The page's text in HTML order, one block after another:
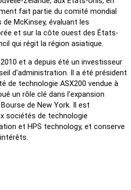
fait partie du comité mondial
McKinsey, évaluant les
et sur la côte ouest des États-
qui régit la région asiatique.
et a depuis été un investisseur
d'administration. Il a été président
de technologie ASX200 vendue à
un rôle clé dans l'expansion
de New York. Il est
sociétés de technologie
et HPS technology, et conserve